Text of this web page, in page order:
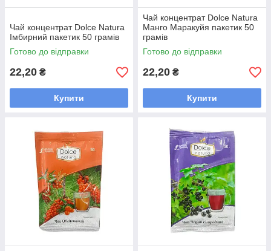
Чай концентрат Dolce Natura
Імбирний пакетик 50 грамів
Готово до відправки
22,20 ₴
Купити
Чай концентрат Dolce Natura
Манго Маракуйя пакетик 50
грамів
Готово до відправки
22,20 ₴
Купити